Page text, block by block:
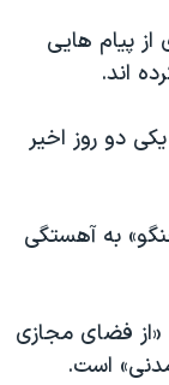
از پیام هایی
اند.
دو روز اخیر
به آهستگی
«از فضای مجازی
است.